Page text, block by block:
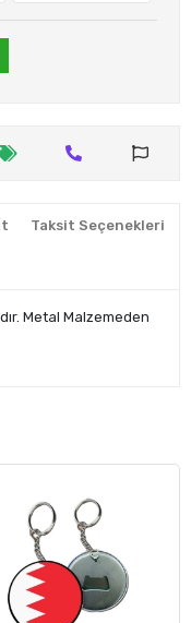
Taksit Seçenekleri
Metal Malzemeden